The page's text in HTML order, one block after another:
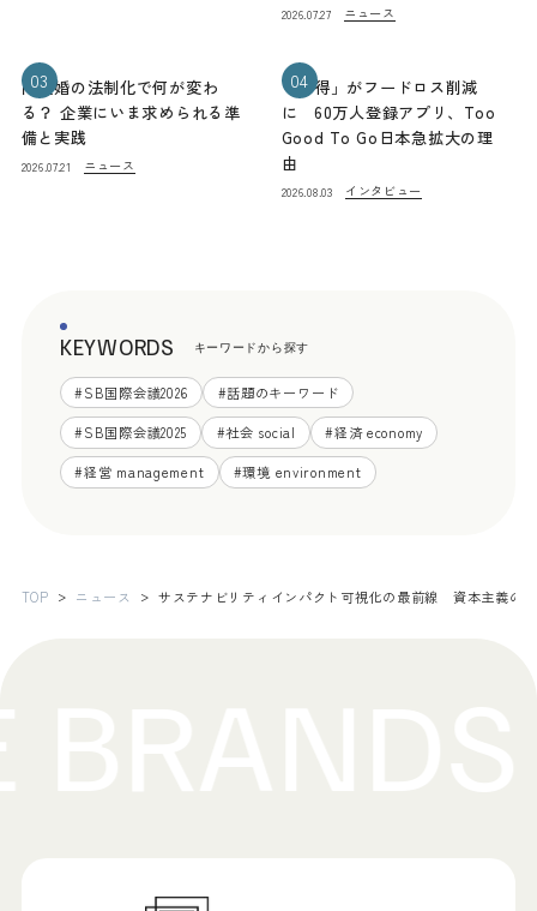
2026.07.27 ニュース
03
同性婚の法制化で何が変わ
る？ 企業にいま求められる準
備と実践
2026.07.21 ニュース
04
「お得」がフードロス削減
に 60万人登録アプリ、Too
Good To Go日本急拡大の理
由
2026.08.03 インタビュー
KEYWORDS キーワードから探す
#SB国際会議2026 #話題のキーワード
#SB国際会議2025 #社会 social #経済 economy
#経営 management #環境 environment
TOP ニュース サステナビリティインパクト可視化の最前線 資本主義の